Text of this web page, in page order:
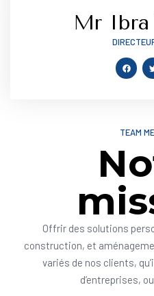
Mr
TEAM
Offrir des solutions
construction, et
variés de nos clients,
d’entreprises,